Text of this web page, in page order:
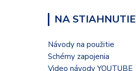
NA STIAHNUTIE
Návody na použitie
Schémy zapojenia
Video návody YOUTUBE